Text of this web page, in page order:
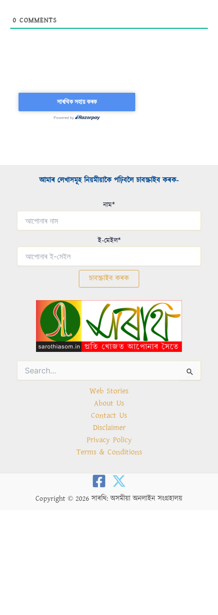
0 COMMENTS
আমাৰ লেখাসমূহ নিয়মীয়াকৈ পঢ়িবলৈ চাবস্ক্ৰাইব কৰক-​
নাম*
ই-মেইল*
Search
for:
Web Stories
About Us
Contact Us
Disclaimer
Privacy Policy
Terms & Conditions
Copyright © 2026 সাৰথি: অসমীয়া অনলাইন সংগ্ৰহালয়